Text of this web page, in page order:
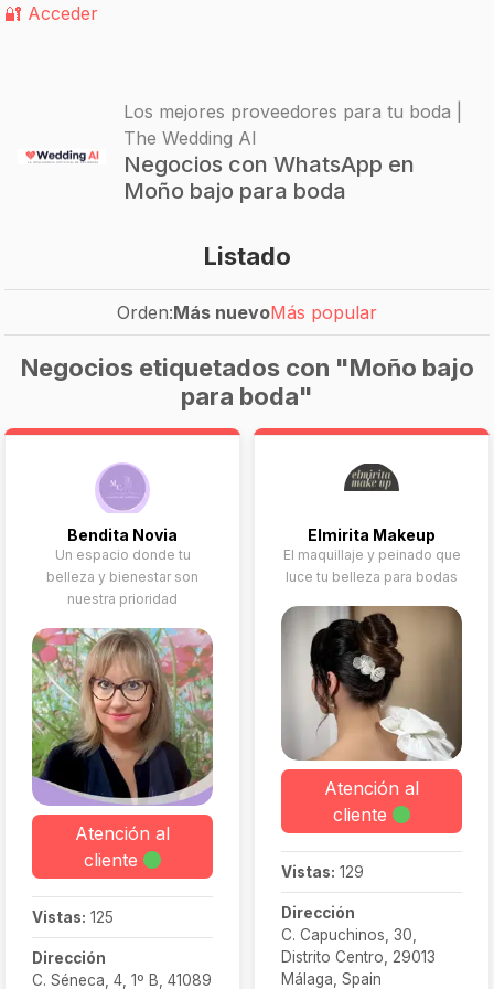
🔐 Acceder
Los mejores proveedores para tu boda |
The Wedding AI
Negocios con WhatsApp en
Moño bajo para boda
Listado
Orden:Más nuevoMás popular
Negocios etiquetados con "Moño bajo
para boda"
Bendita Novia
Un espacio donde tu
belleza y bienestar son
nuestra prioridad
Atención al
cliente
Vistas: 125
Dirección
C. Séneca, 4, 1º B, 41089
Elmirita Makeup
El maquillaje y peinado que
luce tu belleza para bodas
Atención al
cliente
Vistas: 129
Dirección
C. Capuchinos, 30,
Distrito Centro, 29013
Málaga, Spain